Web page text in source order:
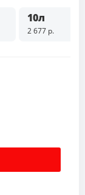
10л
2 677 р.